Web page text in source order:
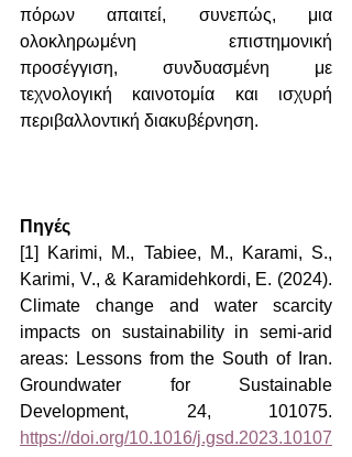
πόρων απαιτεί, συνεπώς, μια
ολοκληρωμένη επιστημονική
προσέγγιση, συνδυασμένη με
τεχνολογική καινοτομία και ισχυρή
περιβαλλοντική διακυβέρνηση.
Πηγές
[1] Karimi, M., Tabiee, M., Karami, S.,
Karimi, V., & Karamidehkordi, E. (2024).
Climate change and water scarcity
impacts on sustainability in semi-arid
areas: Lessons from the South of Iran.
Groundwater for Sustainable
https://doi.org/10.1016/j.gsd.2023.10107